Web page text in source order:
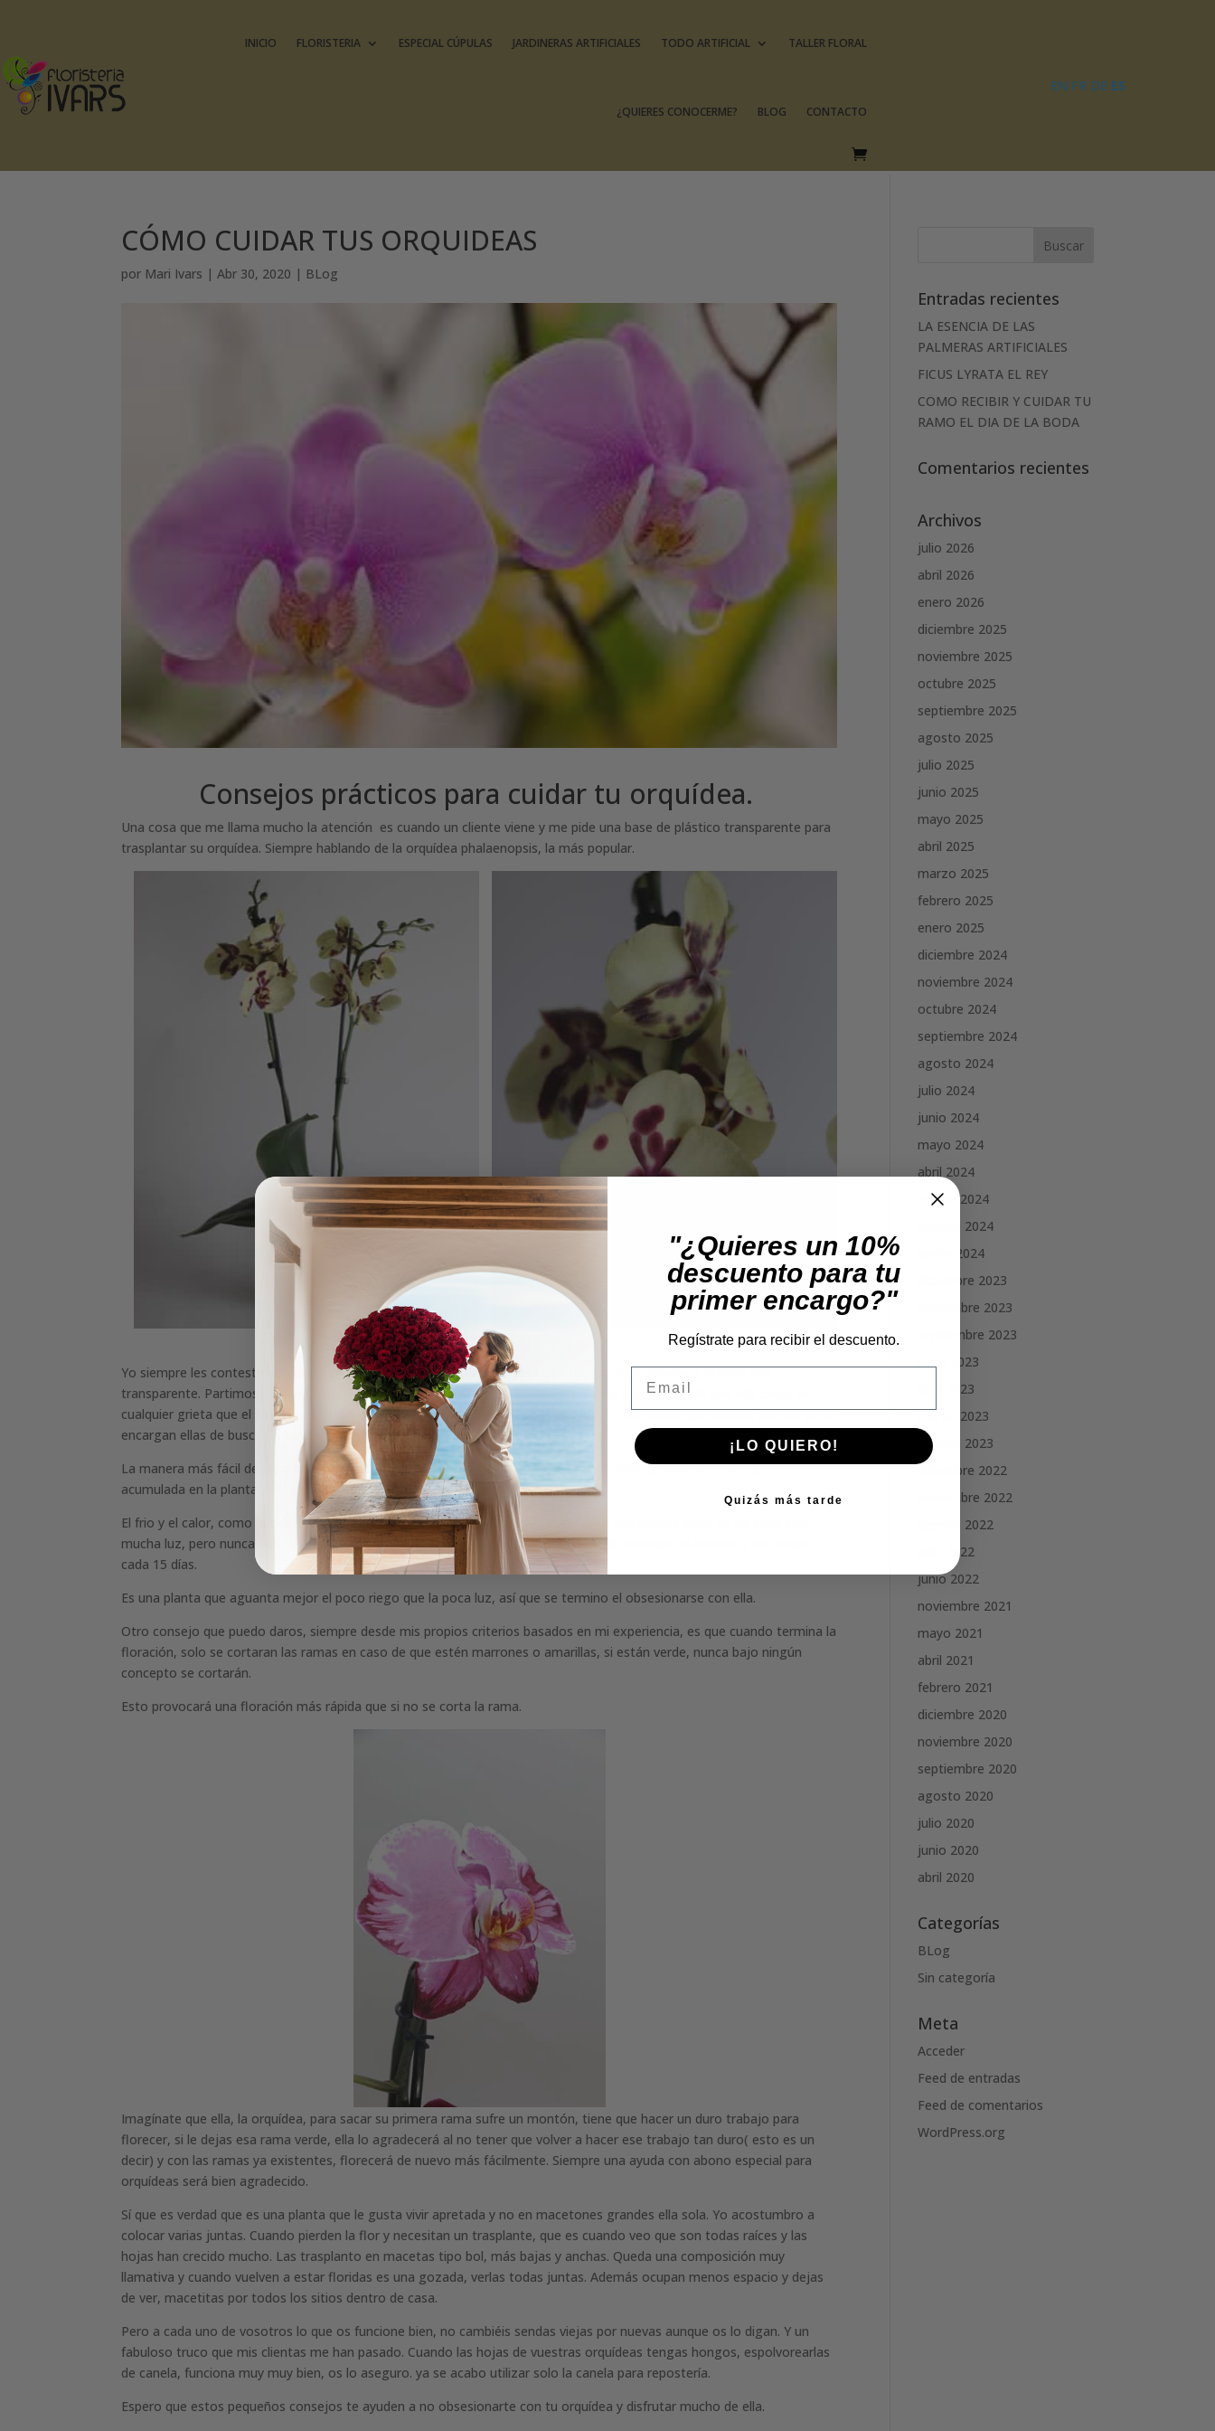
INICIO FLORISTERIA ESPECIAL CÚPULAS JARDINERAS ARTIFICIALES TODO ARTIFICIAL TALLER FLORAL
¿QUIERES CONOCERME? BLOG CONTACTO
EN FR DE ES
CÓMO CUIDAR TUS ORQUIDEAS
por Mari Ivars |Abr 30, 2020 | BLog
Consejos prácticos para cuidar tu orquídea.
Una cosa que me llama mucho la atención es cuando un cliente viene y me pide una base de plástico transparente para
trasplantar su orquídea. Siempre hablando de la orquídea phalaenopsis, la más popular.
Yo siempre les contesto lo mismo, pueden crecer y florecer igualmente en una base de cerámica, que no sea
transparente. Partimos de que la orquídea es un planta epifita, es un parasito de los arboles. Por lo que ella crece en
cualquier grieta que el árbol tenga. Con lo cual no todas sus raíces ven la luz, pero si las nuevas que crecen, porque ya se
encargan ellas de buscar la luz. Se alimentan también de la luz.
La manera más fácil de regarlas es dejando que drene toda el agua, es decir nunca debe quedar resto de agua
acumulada en la planta. El exceso de agua las pudre.
El frio y el calor, como la calefacción acelera la caída de los capullos y flores. Por lo que deberá estar en un lugar con
mucha luz, pero nunca con sol directo. Y regarla muy poco. Aconsejo entre las 3 y 4 semanas en invierno y en verano
cada 15 días.
Es una planta que aguanta mejor el poco riego que la poca luz, así que se termino el obsesionarse con ella.
Otro consejo que puedo daros, siempre desde mis propios criterios basados en mi experiencia, es que cuando termina la
floración, solo se cortaran las ramas en caso de que estén marrones o amarillas, si están verde, nunca bajo ningún
concepto se cortarán.
Esto provocará una floración más rápida que si no se corta la rama.
Imagínate que ella, la orquídea, para sacar su primera rama sufre un montón, tiene que hacer un duro trabajo para
florecer, si le dejas esa rama verde, ella lo agradecerá al no tener que volver a hacer ese trabajo tan duro( esto es un
decir) y con las ramas ya existentes, florecerá de nuevo más fácilmente. Siempre una ayuda con abono especial para
orquídeas será bien agradecido.
Sí que es verdad que es una planta que le gusta vivir apretada y no en macetones grandes ella sola. Yo acostumbro a
colocar varias juntas. Cuando pierden la flor y necesitan un trasplante, que es cuando veo que son todas raíces y las
hojas han crecido mucho. Las trasplanto en macetas tipo bol, más bajas y anchas. Queda una composición muy
llamativa y cuando vuelven a estar floridas es una gozada, verlas todas juntas. Además ocupan menos espacio y dejas
de ver, macetitas por todos los sitios dentro de casa.
Pero a cada uno de vosotros lo que os funcione bien, no cambiéis sendas viejas por nuevas aunque os lo digan. Y un
fabuloso truco que mis clientas me han pasado. Cuando las hojas de vuestras orquídeas tengas hongos, espolvorearlas
de canela, funciona muy muy bien, os lo aseguro. ya se acabo utilizar solo la canela para repostería.
Espero que estos pequeños consejos te ayuden a no obsesionarte con tu orquídea y disfrutar mucho de ella.
Entradas recientes
LA ESENCIA DE LAS
PALMERAS ARTIFICIALES
FICUS LYRATA EL REY
COMO RECIBIR Y CUIDAR TU
RAMO EL DIA DE LA BODA
Comentarios recientes
Archivos
julio 2026
abril 2026
enero 2026
diciembre 2025
noviembre 2025
octubre 2025
septiembre 2025
agosto 2025
julio 2025
junio 2025
mayo 2025
abril 2025
marzo 2025
febrero 2025
enero 2025
diciembre 2024
noviembre 2024
octubre 2024
septiembre 2024
agosto 2024
julio 2024
junio 2024
mayo 2024
abril 2024
marzo 2024
febrero 2024
enero 2024
diciembre 2023
noviembre 2023
septiembre 2023
junio 2023
abril 2023
marzo 2023
febrero 2023
diciembre 2022
noviembre 2022
agosto 2022
julio 2022
junio 2022
noviembre 2021
mayo 2021
abril 2021
febrero 2021
diciembre 2020
noviembre 2020
septiembre 2020
agosto 2020
julio 2020
junio 2020
abril 2020
Categorías
BLog
Sin categoría
Meta
Acceder
Feed de entradas
Feed de comentarios
WordPress.org
"¿Quieres un 10%
descuento para tu
primer encargo?"
Regístrate para recibir el descuento.
¡LO QUIERO!
Quizás más tarde